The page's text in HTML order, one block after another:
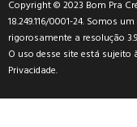
Copyright © 2023 Bom Pra
18.249.116/0001-24. Somos
rigorosamente a resolução
O uso desse site está
Privacidade.